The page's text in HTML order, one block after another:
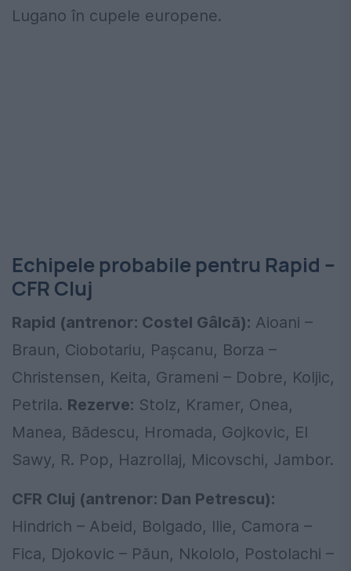
Lugano în cupele europene.
Echipele probabile pentru Rapid –
CFR Cluj
Rapid (antrenor: Costel Gâlcă): Aioani –
Braun, Ciobotariu, Pașcanu, Borza –
Christensen, Keita, Grameni – Dobre, Koljic,
Petrila. Rezerve: Stolz, Kramer, Onea,
Manea, Bădescu, Hromada, Gojkovic, El
Sawy, R. Pop, Hazrollaj, Micovschi, Jambor.
CFR Cluj (antrenor: Dan Petrescu):
Hindrich – Abeid, Bolgado, Ilie, Camora –
Fica, Djokovic – Păun, Nkololo, Postolachi –